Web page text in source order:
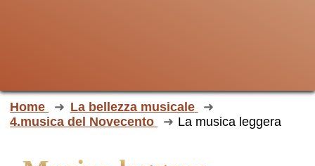
Home
La bellezza musicale
4.musica del Novecento
La musica leggera